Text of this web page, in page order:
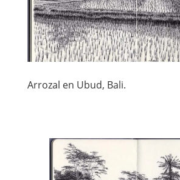
Arrozal en Ubud, Bali.